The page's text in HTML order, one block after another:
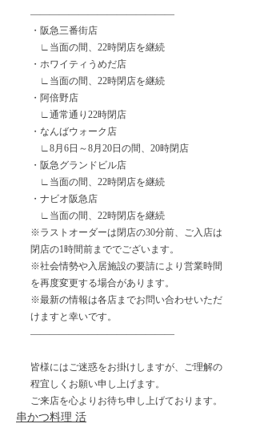
———————————————
・阪急三番街店
∟当面の間、22時閉店を継続
・ホワイティうめだ店
∟当面の間、22時閉店を継続
・阿倍野店
∟通常通り22時閉店
・なんばウォーク店
∟8月6日～8月20日の間、20時閉店
・阪急グランドビル店
∟当面の間、22時閉店を継続
・ナビオ阪急店
∟当面の間、22時閉店を継続
※ラストオーダーは閉店の30分前、ご入店は
閉店の1時間前まででございます。
※社会情勢や入居施設の要請により営業時間
を再度変更する場合があります。
※最新の情報は各店までお問い合わせいただ
けますと幸いです。
———————————————
皆様にはご迷惑をお掛けしますが、ご理解の
程宜しくお願い申し上げます。
ご来店を心よりお待ち申し上げております。
串かつ料理 活